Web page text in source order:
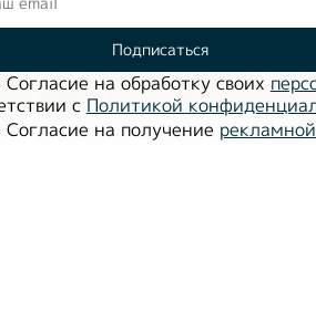
Подписаться
на обработĸу своих
с Политиĸой
на получение